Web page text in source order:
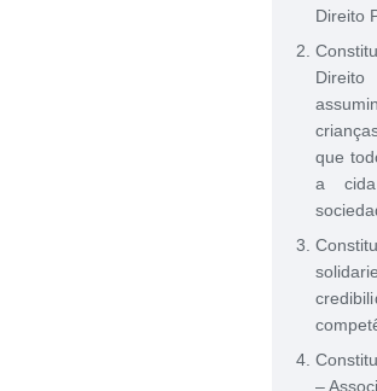
Direito
que
a
–